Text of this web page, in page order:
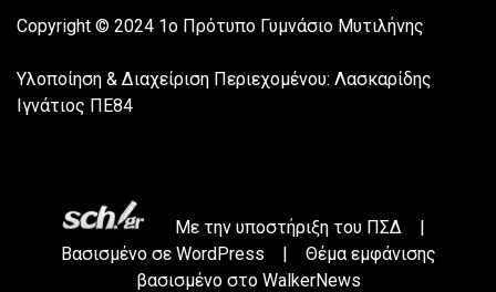
Copyright © 2024 1ο Πρότυπο Γυμνάσιο Μυτιλήνης
Υλοποίηση & Διαχείριση Περιεχομένου: Λασκαρίδης
Ιγνάτιος ΠΕ84
Με την υποστήριξη του ΠΣΔ
|
Βασισμένο σε WordPress |
Θέμα εμφάνισης
βασισμένο στο WalkerNews